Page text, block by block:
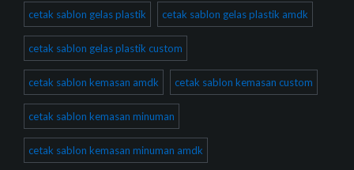
cetak sablon gelas plastik cetak sablon gelas plastik amdk
cetak sablon gelas plastik custom
cetak sablon kemasan amdk cetak sablon kemasan custom
cetak sablon kemasan minuman
cetak sablon kemasan minuman amdk